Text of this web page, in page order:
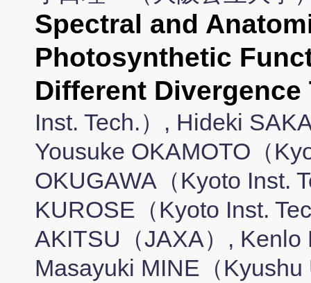
Spectral and
Photosynthetic
Different Divergence
Inst. Tech.）, Hideki
Yousuke OKAMOTO（
OKUGAWA（Kyoto Inst.
KUROSE（Kyoto Inst.
AKITSU（JAXA）, Kenlo
Masayuki MINE（Kyushu